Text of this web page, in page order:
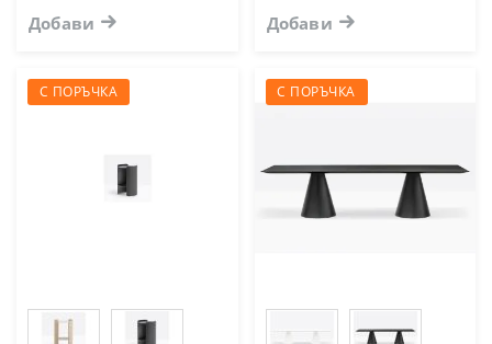
Добави
Добави
С ПОРЪЧКА С ПОРЪЧКА